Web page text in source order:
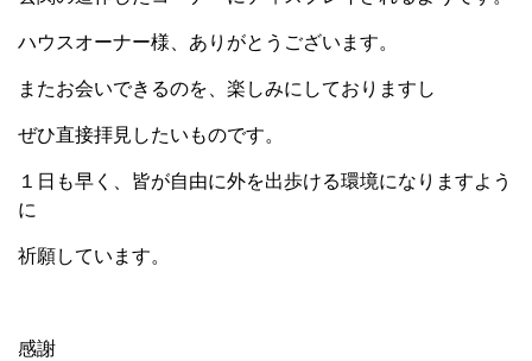
ハウスオーナー様、ありがとうございます。
またお会いできるのを、楽しみにしておりますし
ぜひ直接拝見したいものです。
１日も早く、皆が自由に外を出歩ける環境になりますよう
に
祈願しています。
感謝